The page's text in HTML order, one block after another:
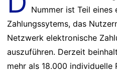
Nummer ist Teil eines
Zahlungssytems, das
Netzwerk elektronische
auszuführen. Derzeit
mehr als 18.000 individuelle